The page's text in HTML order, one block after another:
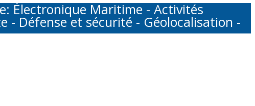
Électronique Maritime - Activités
- Défense et sécurité - Géolocalisation -